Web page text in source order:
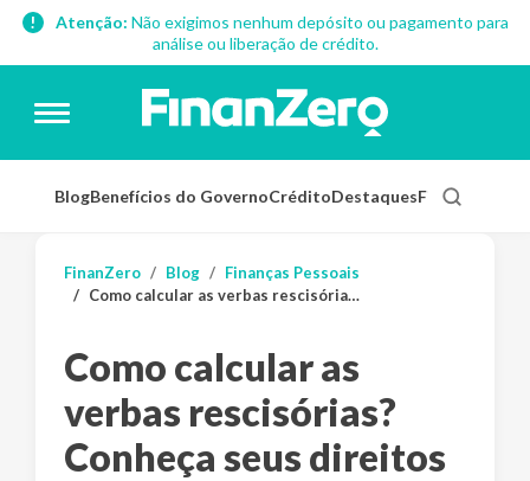
Atenção: Não exigimos nenhum depósito ou pagamento para
análise ou liberação de crédito.
BlogBenefícios do GovernoCréditoDestaquesFinanças
FinanZero Blog
Finanças Pessoais
Como calcular as verbas rescisórias? Conheça seus direitos
Como calcular as
verbas rescisórias?
Conheça seus direitos